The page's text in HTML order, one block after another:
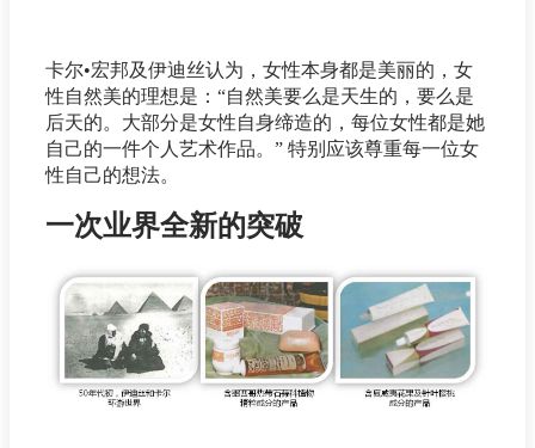
卡尔•宏邦及伊迪丝认为，女性本身都是美丽的，女
性自然美的理想是：“自然美要么是天生的，要么是
后天的。大部分是女性自身缔造的，每位女性都是她
自己的一件个人艺术作品。” 特别应该尊重每一位女
性自己的想法。
一次业界全新的突破